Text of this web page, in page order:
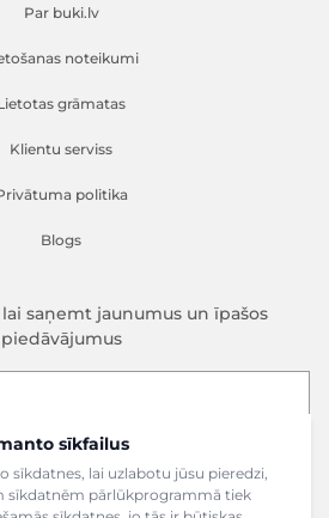
sīkfailus
sīkdatnes, lai uzlabotu jūsu pieredzi,
sīkdatnēm pārlūkprogrammā tiek
Par buki.lv
noteikumi
grāmatas
Klientu serviss
politika
Blogs
saņemt jaunumus un īpašos
piedāvājumus
Pieteikties